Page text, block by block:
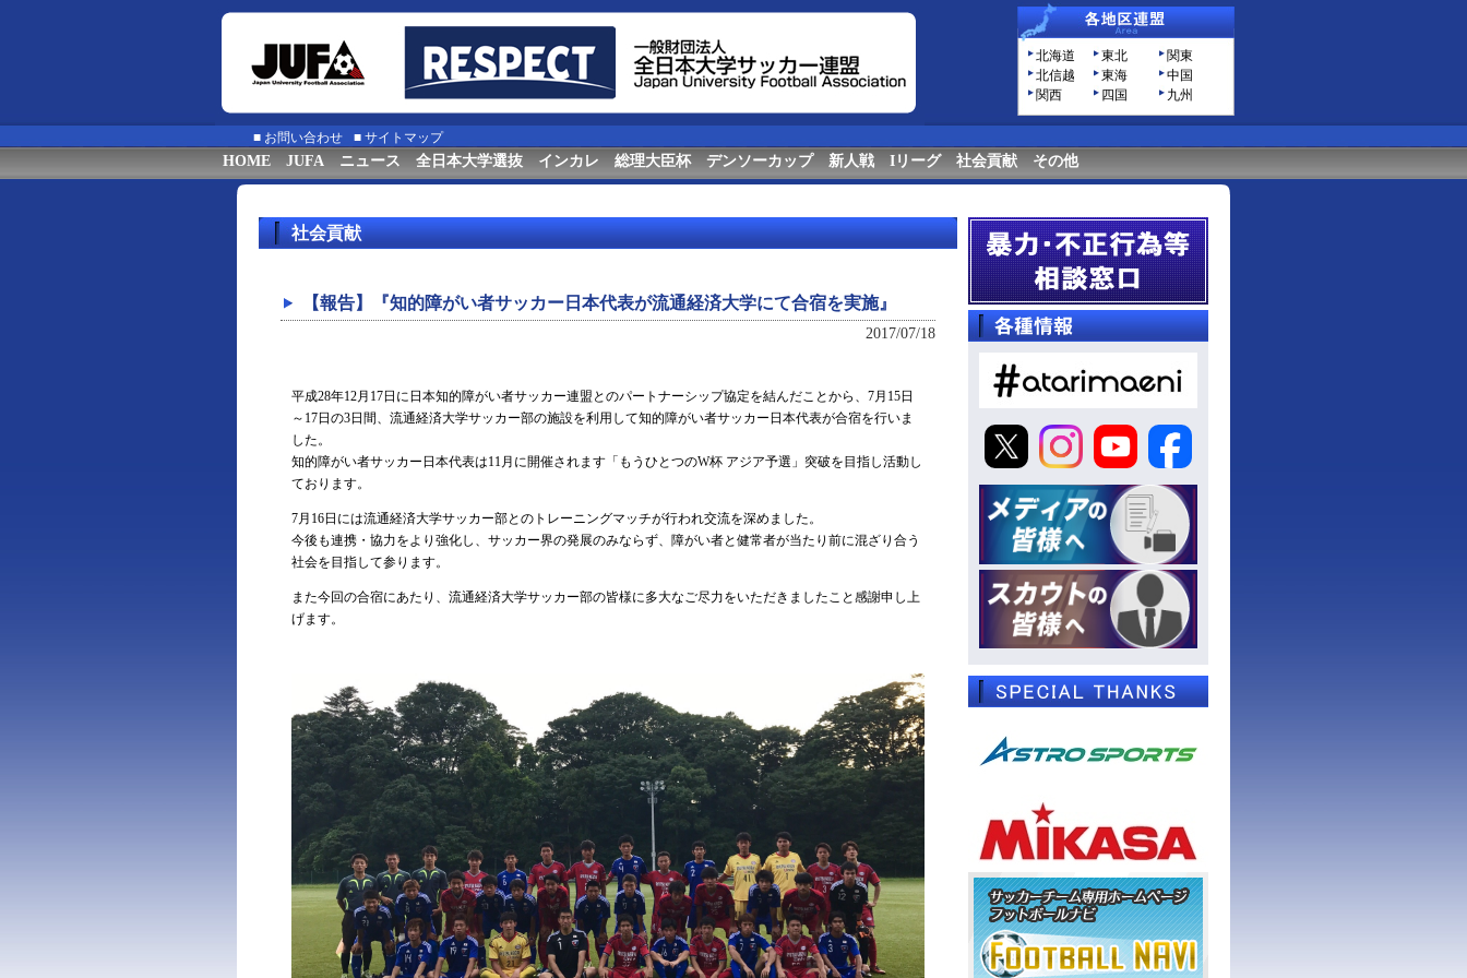
北海道 東北
関東
北信越
東海
中国
関西
四国 九州
■ お問い合わせ ■ サイトマップ
HOME JUFA ニュース 全日本大学選抜 インカレ 総理大臣杯 デンソーカップ 新人戦 Iリーグ 社会貢献 その他
社会貢献
【報告】『知的障がい者サッカー日本代表が流通経済大学にて合宿を実施』
2017/07/18
平成28年12月17日に日本知的障がい者サッカー連盟とのパートナーシップ協定を結んだことから、7月15日
～17日の3日間、流通経済大学サッカー部の施設を利用して知的障がい者サッカー日本代表が合宿を行いま
した。
知的障がい者サッカー日本代表は11月に開催されます「もうひとつのW杯 アジア予選」突破を目指し活動し
ております。
7月16日には流通経済大学サッカー部とのトレーニングマッチが行われ交流を深めました。
今後も連携・協力をより強化し、サッカー界の発展のみならず、障がい者と健常者が当たり前に混ざり合う
社会を目指して参ります。
また今回の合宿にあたり、流通経済大学サッカー部の皆様に多大なご尽力をいただきましたこと感謝申し上
げます。